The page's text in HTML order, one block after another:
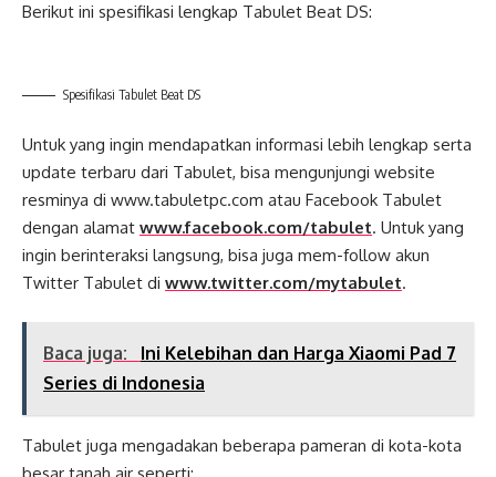
Berikut ini spesifikasi lengkap Tabulet Beat DS:
Spesifikasi Tabulet Beat DS
Untuk yang ingin mendapatkan informasi lebih lengkap serta
update terbaru dari Tabulet, bisa mengunjungi website
resminya di www.tabuletpc.com atau Facebook Tabulet
dengan alamat www.facebook.com/tabulet. Untuk yang
ingin berinteraksi langsung, bisa juga mem-follow akun
Twitter Tabulet di www.twitter.com/mytabulet.
Baca juga:
Ini Kelebihan dan Harga Xiaomi Pad 7
Series di Indonesia
Tabulet juga mengadakan beberapa pameran di kota-kota
besar tanah air seperti: